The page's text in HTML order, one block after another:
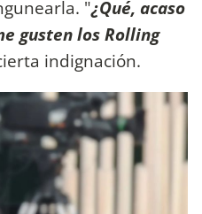
"¿Qué, acaso
gusten los Rolling
indignación.